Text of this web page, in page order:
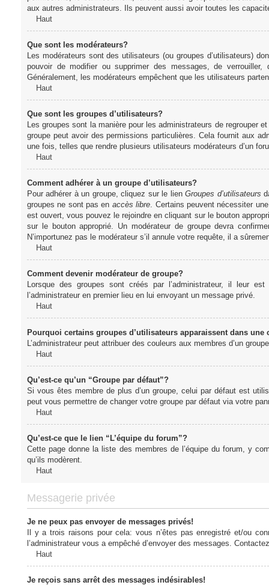
aux autres administrateurs. Ils peuvent aussi avoir toutes les
Haut
Que sont les modérateurs?
Les modérateurs sont des utilisateurs (ou groupes d’utilisateurs)
pouvoir de modifier ou supprimer des messages, de
Généralement, les modérateurs empêchent que les utilisateurs
Haut
Que sont les groupes d’utilisateurs?
Les groupes sont la manière pour les administrateurs de regrouper
groupe peut avoir des permissions particulières. Cela fournit aux
une fois, telles que rendre plusieurs utilisateurs modérateurs d’un
Haut
Comment adhérer à un groupe d’utilisateurs?
Pour adhérer à un groupe, cliquez sur le lienGroupes d’utilisateurs
groupes ne sont pas en accès libre. Certains peuvent nécessiter
est ouvert, vous pouvez le rejoindre en cliquant sur le bouton
sur le bouton approprié. Un modérateur de groupe devra
N’importunez pas le modérateur s’il annule votre requête, il a
Haut
Comment devenir modérateur de groupe?
Lorsque des groupes sont créés par l’administrateur, il leur
l’administrateur en premier lieu en lui envoyant un message privé.
Haut
Pourquoi certains groupes d’utilisateurs apparaissent dans une
L’administrateur peut attribuer des couleurs aux membres d’un
Haut
Qu’est-ce qu’un “Groupe par défaut”?
Si vous êtes membre de plus d’un groupe, celui par défaut est
peut vous permettre de changer votre groupe par défaut via votre
Haut
Qu’est-ce que le lien “L’équipe du forum”?
Cette page donne la liste des membres de l’équipe du forum, y
qu’ils modèrent.
Haut
Messagerie privée
Je ne peux pas envoyer de messages privés!
Il y a trois raisons pour cela: vous n’êtes pas enregistré et/ou
l’administrateur vous a empêché d’envoyer des messages.
Haut
Je reçois sans arrêt des messages indésirables!